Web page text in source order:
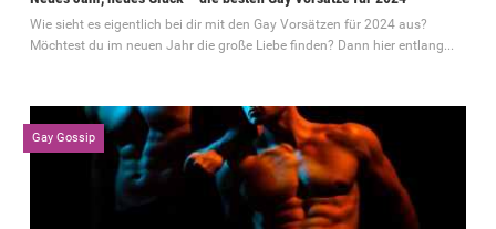
Wie sieht es eigentlich bei dir mit den Gay Vorsätzen für 2024 aus?
Möchtest du im neuen Jahr die große Liebe finden? Dann hier entlang...
Gay Gossip